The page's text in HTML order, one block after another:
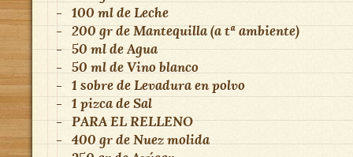
- 100 mldeLeche
- 200 grdeMantequilla (a tª ambiente)
- 50 mldeAgua
- 50 mldeVino blanco
- 1 sobredeLevadura en polvo
- 1 pizcadeSal
- PARA EL RELLENO
- 400 grdeNuez molida